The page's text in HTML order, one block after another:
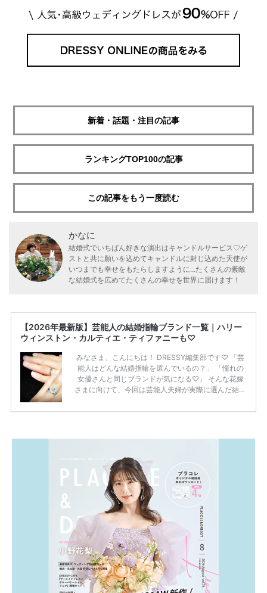
新着・話題・注目の記事
ランキングTOP100の記事
この記事をもう一度読む
かなに
結婚式でいちばん好きな演出はキャンドルサービス♡ゲ
ストと共に願いを込めてキャンドルに封じ込めた天使が
いつまでも幸せをもたらしますように...たくさんの素敵
な結婚式を広めてたくさんの幸せを世界に届けます！
【2026年最新版】芸能人の結婚指輪ブランド一覧｜ハリー
ウィンストン・カルティエ・ティファニーも♡
みなさま、こんにちは！ DRESSY編集部です♡ 「芸
能人はどんな結婚指輪を選んでいるの？」 「憧れの
女優さんと同じブランドが気になる♡」 そんな花嫁
さまに向けて、今回は芸能人夫婦が実際に選んだ結婚
ーウィンストンやカルティエ、ティファニーなど世界
説していきます♡ 「芸能人の結婚指輪ってやっぱり
高い？」 「手が届くブランドもある？」 「人気ブラ
[…]続きを読む